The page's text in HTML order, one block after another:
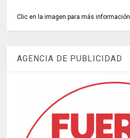
Clic en la imagen para más información
AGENCIA DE PUBLICIDAD